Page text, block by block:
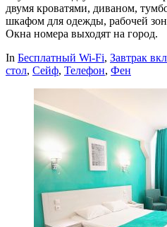
двумя кроватями, диваном,
шкафом для одежды, рабочей
Окна номера выходят на город.
In Бесплатный Wi-Fi, Завтрак
стол, Сейф, Телефон, Фен